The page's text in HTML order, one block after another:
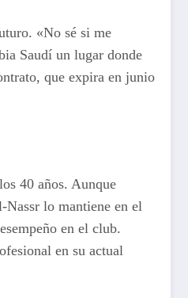
«No sé si me
Saudí un lugar donde
que expira en junio
40 años. Aunque
Nassr lo mantiene en el
en el club.
en su actual